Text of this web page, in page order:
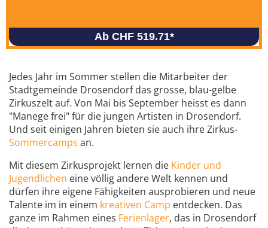
Ab CHF 519.71*
Jedes Jahr im Sommer stellen die Mitarbeiter der
Stadtgemeinde Drosendorf das grosse, blau-gelbe
Zirkuszelt auf. Von Mai bis September heisst es dann
"Manege frei" für die jungen Artisten in Drosendorf.
Und seit einigen Jahren bieten sie auch ihre Zirkus-
Sommercamps an.
Mit diesem Zirkusprojekt lernen die Kinder und
Jugendlichen eine völlig andere Welt kennen und
dürfen ihre eigene Fähigkeiten ausprobieren und neue
Talente im in einem kreativen Camp entdecken. Das
ganze im Rahmen eines Ferienlager, das in Drosendorf